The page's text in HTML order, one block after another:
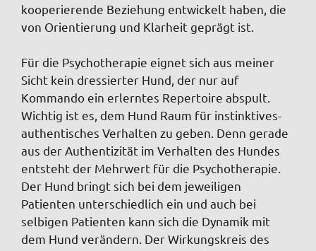
kooperierende Beziehung entwickelt haben, die
von Orientierung und Klarheit geprägt ist
Für die Psychotherapie eignet sich aus meiner
Sicht kein dressierter Hund, der nur auf
Kommando ein erlerntes Repertoire abspult.
Wichtig ist es, dem Hund Raum für instinktives-
authentisches Verhalten zu geben. Denn gerade
aus der Authentizität im Verhalten des Hundes
entsteht der Mehrwert für die Psychotherapie.
Der Hund bringt sich bei dem jeweiligen
Patienten unterschiedlich ein und auch bei
selbigen Patienten kann sich die Dynamik mit
dem Hund verändern. Der Wirkungskreis des